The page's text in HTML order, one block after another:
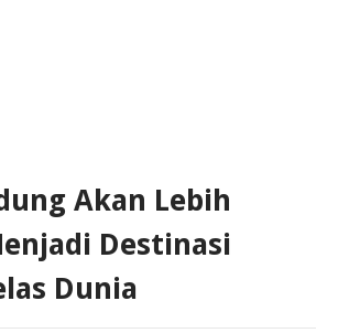
Akan Lebih
Destinasi
Dunia